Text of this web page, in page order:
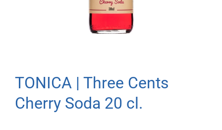
TONICA | Three Cents
Cherry Soda 20 cl.